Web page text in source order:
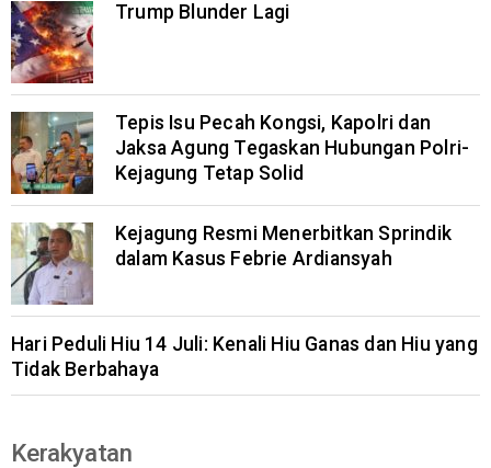
Trump Blunder Lagi
Tepis Isu Pecah Kongsi, Kapolri dan
Jaksa Agung Tegaskan Hubungan Polri-
Kejagung Tetap Solid
Kejagung Resmi Menerbitkan Sprindik
dalam Kasus Febrie Ardiansyah
Hari Peduli Hiu 14 Juli: Kenali Hiu Ganas dan Hiu yang
Tidak Berbahaya
Kerakyatan